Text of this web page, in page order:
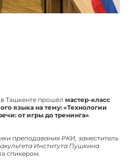
Ташкенте прошёл мастер-класс
языка на тему: «Технологии
от игры до тренинга».
преподавания РКИ, заместитель
Института Пушкина
спикером.